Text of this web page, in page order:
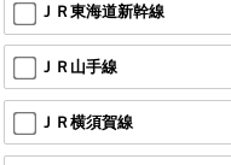
ＪＲ東海道新幹線
ＪＲ山手線
ＪＲ横須賀線